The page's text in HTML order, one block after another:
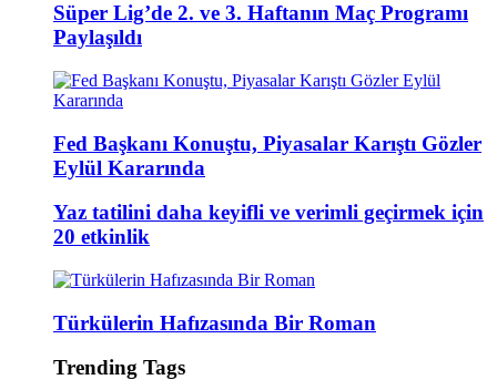
Süper Lig’de 2. ve 3. Haftanın Maç Programı
Paylaşıldı
Fed Başkanı Konuştu, Piyasalar Karıştı Gözler
Eylül Kararında
Yaz tatilini daha keyifli ve verimli geçirmek için
20 etkinlik
Türkülerin Hafızasında Bir Roman
Trending Tags